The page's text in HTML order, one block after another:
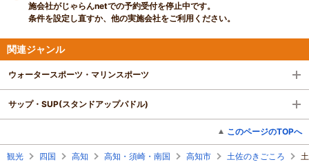
施会社がじゃらんnetでの予約受付を停止中です。
条件を設定し直すか、他の実施会社をご利用ください。
関連ジャンル
ウォータースポーツ・マリンスポーツ
サップ・SUP(スタンドアップパドル)
このページのTOPへ
観光 四国 高知 高知・須崎・南国 高知市 土佐のきごころ